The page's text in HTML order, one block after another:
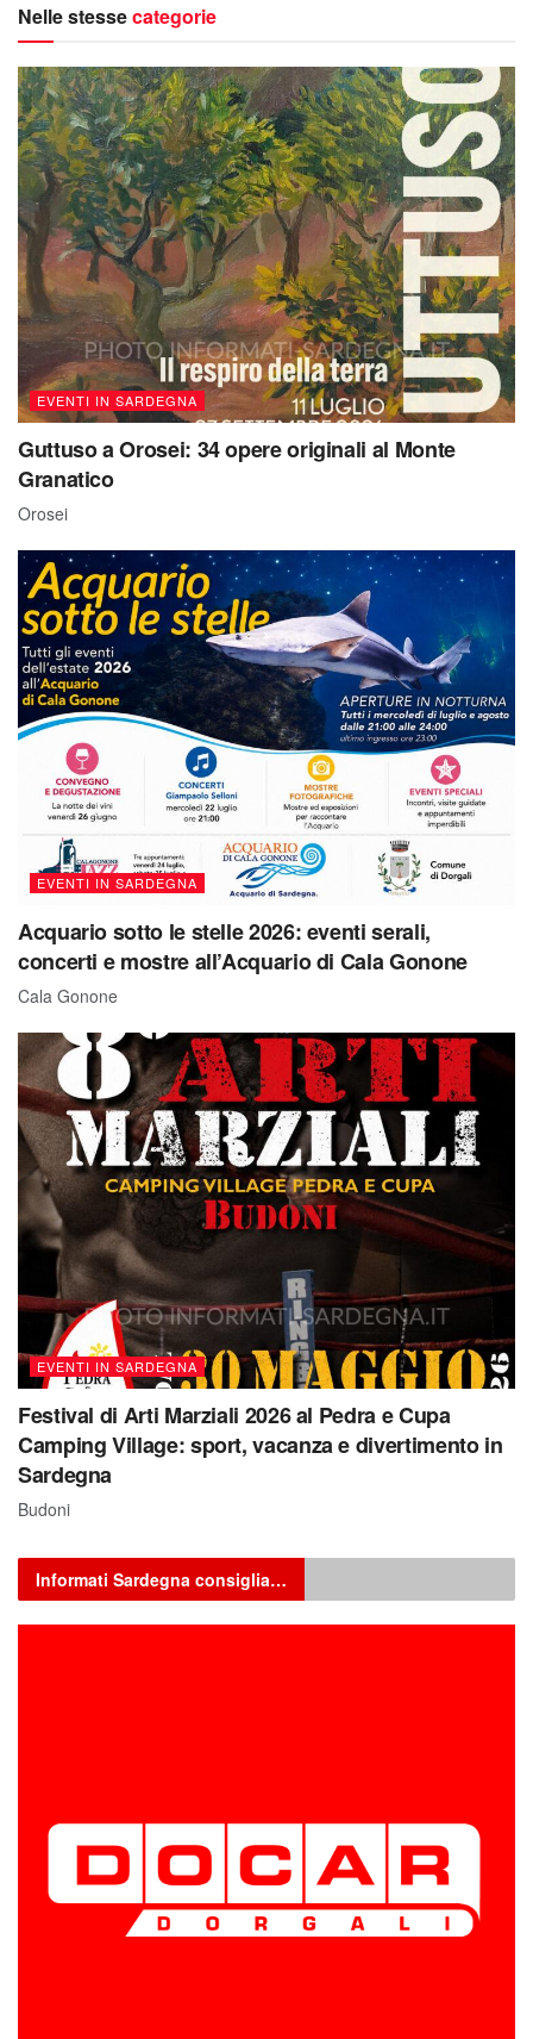
Nelle stessecategorie
EVENTI IN SARDEGNA
Guttuso a Orosei: 34 opere originali al Monte
Granatico
Orosei
EVENTI IN SARDEGNA
Acquario sotto le stelle 2026: eventi serali,
concerti e mostre all’Acquario di Cala Gonone
Cala Gonone
EVENTI IN SARDEGNA
Festival di Arti Marziali 2026 al Pedra e Cupa
Camping Village: sport, vacanza e divertimento in
Sardegna
Budoni
Informati Sardegna consiglia…